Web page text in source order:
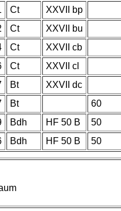
Ct
XXVII bp
Ct
XXVII bu
Ct
XXVII cb
Ct
XXVII cl
Bt
XXVII dc
Bt
60
Bdh HF 50 B
50
Bdh HF 50 B 50